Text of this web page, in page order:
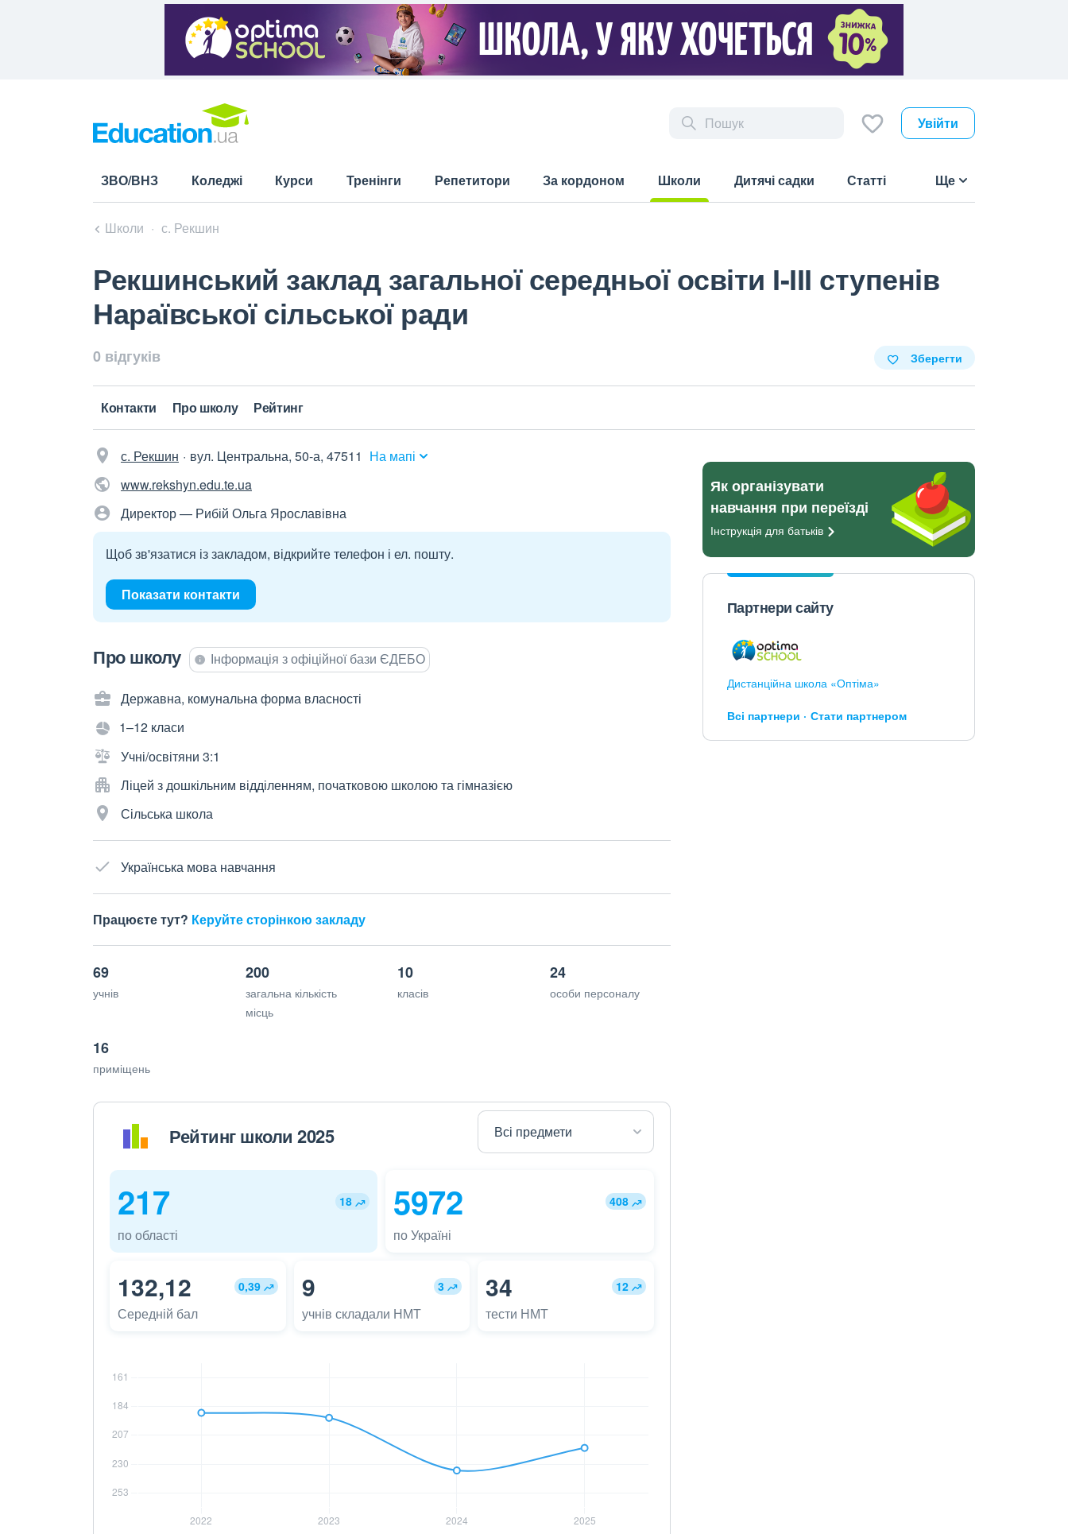
Увійти
ЗВО/ВНЗ Коледжі Курси Тренінги Репетитори За кордоном
Школи
Дитячі садки Статті Ще
Школи с. Рекшин
Рекшинський заклад загальної середньої освіти І-ІІІ ступенів
Нараївської сільської ради
0 відгуків Зберегти
Контакти Про школу Рейтинг
с. Рекшин вул. Центральна, 50-а, 47511 На мапі
www.rekshyn.edu.te.ua
Директор — Рибій Ольга Ярославівна
Щоб зв'язатися із закладом, відкрийте телефон і ел. пошту.
Показати контакти
Про школу Інформація з офіційної бази ЄДЕБО
Державна, комунальна форма власності
1–12 класи
Учні/освітяни 3:1
Ліцей з дошкільним відділенням, початковою школою та гімназією
Сільська школа
Українська мова навчання
Працюєте тут? Керуйте сторінкою закладу
69
учнів
200
загальна кількість
місць
10
класів
24
особи персоналу
16
приміщень
Рейтинг школи 2025
217 18
по області
5972 408
по Україні
132,12 0,39
Середній бал
9 3
учнів складали НМТ
34 12
тести НМТ
Як організувати
навчання при переїзді
Інструкція для батьків
Партнери сайту
Дистанційна школа «Оптіма»
Всі партнери Стати партнером